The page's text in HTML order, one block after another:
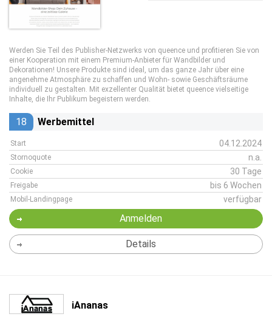
Werden Sie Teil des Publisher-Netzwerks von queence und profitieren Sie von
einer Kooperation mit einem Premium-Anbieter für Wandbilder und
Dekorationen! Unsere Produkte sind ideal, um das ganze Jahr über eine
angenehme Atmosphäre zu schaffen und Wohn- sowie Geschäftsräume
individuell zu gestalten. Mit exzellenter Qualität bietet queence vielseitige
Inhalte, die Ihr Publikum begeistern werden.
18 Werbemittel
Start 04.12.2024
Stornoquote n.a.
Cookie 30 Tage
Freigabe bis 6 Wochen
Mobil-Landingpage verfügbar
Anmelden
Details
iAnanas